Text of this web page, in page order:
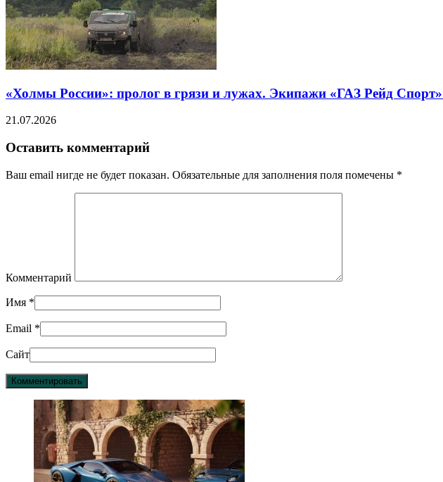
«Холмы России»: пролог в грязи и лужах. Экипажи «ГАЗ Рейд Спорт»
21.07.2026
Оставить комментарий
Ваш email нигде не будет показан. Обязательные для заполнения поля помечены *
Комментарий
Имя *
Email *
Сайт